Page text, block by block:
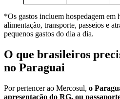
*Os gastos incluem hospedagem em
alimentação, transporte, passeios e
pequenos gastos do dia a dia.
O que brasileiros
no Paraguai
Por pertencer ao Mercosul, o
apresentação do RG, ou